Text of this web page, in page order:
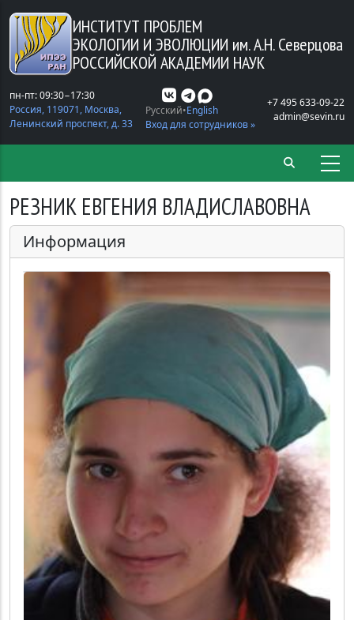
Перейти к основному содержанию
ИНСТИТУТ ПРОБЛЕМ
ЭКОЛОГИИ И ЭВОЛЮЦИИ им. А.Н. Северцова
РОССИЙСКОЙ АКАДЕМИИ НАУК
пн-пт: 09:30−17:30
Россия, 119071, Москва,
Ленинский проспект, д. 33
Русский English
Вход для сотрудников »
+7 495 633-09-22
admin@sevin.ru
РЕЗНИК ЕВГЕНИЯ ВЛАДИСЛАВОВНА
Информация